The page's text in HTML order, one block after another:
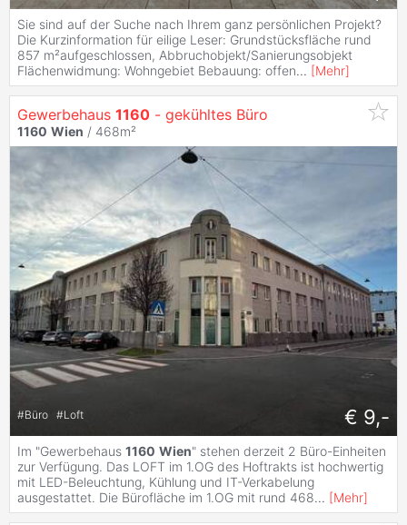
Sie sind auf der Suche nach Ihrem ganz persönlichen Projekt?
Die Kurzinformation für eilige Leser: Grundstücksfläche rund
857 m²aufgeschlossen, Abbruchobjekt/Sanierungsobjekt
Flächenwidmung: Wohngebiet Bebauung: offen... [Mehr]
Gewerbehaus 1160 - gekühltes Büro
1160 Wien / 468m²
#Büro #Loft € 9,-
Im "Gewerbehaus 1160 Wien" stehen derzeit 2 Büro-Einheiten
zur Verfügung. Das LOFT im 1.OG des Hoftrakts ist hochwertig
mit LED-Beleuchtung, Kühlung und IT-Verkabelung
ausgestattet. Die Bürofläche im 1.OG mit rund 468... [Mehr]